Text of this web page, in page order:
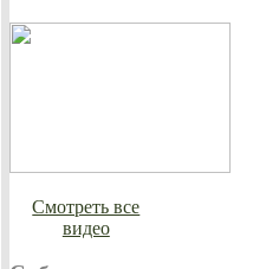
Смотреть все
видео